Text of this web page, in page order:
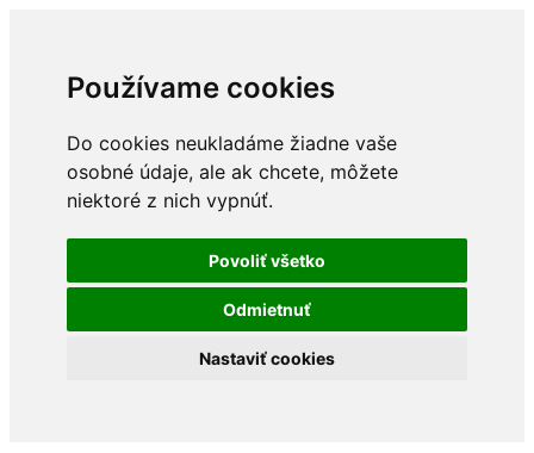
Používame cookies
Do cookies neukladáme žiadne vaše
osobné údaje, ale ak chcete, môžete
niektoré z nich vypnúť.
Povoliť všetko
Odmietnuť
Nastaviť cookies